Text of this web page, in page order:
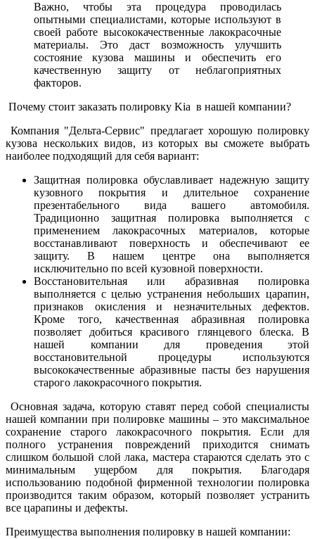
Важно, чтобы эта процедура проводилась
опытными специалистами, которые используют в
своей работе высококачественные лакокрасочные
материалы. Это даст возможность улучшить
состояние кузова машины и обеспечить его
качественную защиту от неблагоприятных
факторов.
Почему стоит заказать полировку Kia в нашей компании?
Компания "Дельта-Сервис" предлагает хорошую полировку
кузова нескольких видов, из которых вы сможете выбрать
наиболее подходящий для себя вариант:
Защитная полировка обуславливает надежную защиту
кузовного покрытия и длительное сохранение
презентабельного вида вашего автомобиля.
Традиционно защитная полировка выполняется с
применением лакокрасочных материалов, которые
восстанавливают поверхность и обеспечивают ее
защиту. В нашем центре она выполняется
исключительно по всей кузовной поверхности.
Восстановительная или абразивная полировка
выполняется с целью устранения небольших царапин,
признаков окисления и незначительных дефектов.
Кроме того, качественная абразивная полировка
позволяет добиться красивого глянцевого блеска. В
нашей компании для проведения этой
восстановительной процедуры используются
высококачественные абразивные пасты без нарушения
старого лакокрасочного покрытия.
Основная задача, которую ставят перед собой специалисты
нашей компании при полировке машины – это максимальное
сохранение старого лакокрасочного покрытия. Если для
полного устранения повреждений приходится снимать
слишком большой слой лака, мастера стараются сделать это с
минимальным ущербом для покрытия. Благодаря
использованию подобной фирменной технологии полировка
производится таким образом, который позволяет устранить
все царапины и дефекты.
Преимущества выполнения полировку в нашей компании: